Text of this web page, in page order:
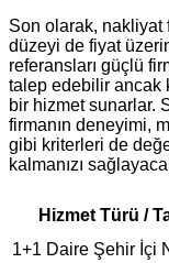
Son olarak, nakliyat
düzeyi de fiyat
referansları güçlü
talep edebilir ancak
bir hizmet sunarlar.
firmanın deneyimi,
gibi kriterleri de
kalmanızı
Hizmet Türü /
1+1 Daire Şehir İçi